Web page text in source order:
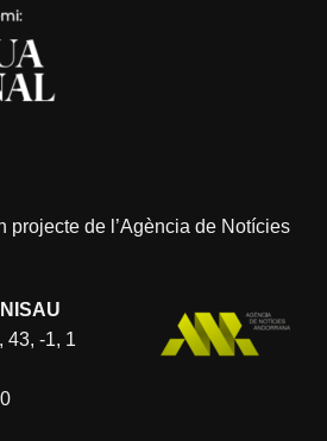
projecte de l’Agència de Notícies
43, -1, 1